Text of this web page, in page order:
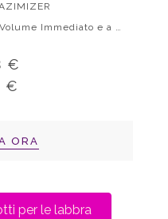
Gloss Rimpolpante - Effetto Volume Immediato e a Lunga Durata
€
€
ORA
per le labbra